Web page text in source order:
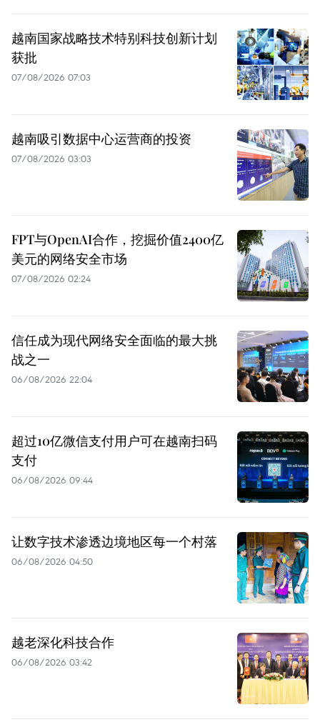
越南国家战略技术特别科技创新计划
获批
07/08/2026 07:03
越南吸引数据中心运营商的投资
07/08/2026 03:03
FPT与OpenAI合作，挖掘价值2400亿
美元的网络安全市场
07/08/2026 02:24
信任成为现代网络安全面临的最大挑
战之一
06/08/2026 22:04
超过10亿微信支付用户可在越南扫码
支付
06/08/2026 09:44
让数字技术渗透边境地区每一个村落
06/08/2026 04:50
越老深化科技合作
06/08/2026 03:42